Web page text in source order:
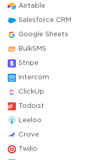
Airtable
Salesforce CRM
Google Sheets
BulkSMS
Stripe
Intercom
ClickUp
Todoist
Leeloo
Crove
Twilio